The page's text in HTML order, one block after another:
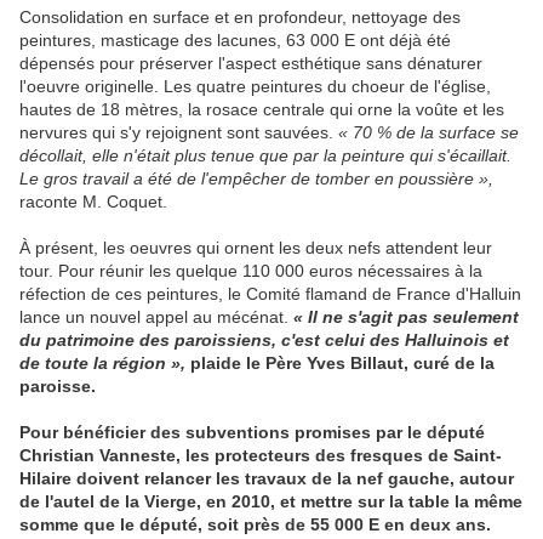
Consolidation en surface et en profondeur, nettoyage des
peintures, masticage des lacunes, 63 000 E ont déjà été
dépensés pour préserver l'aspect esthétique sans dénaturer
l'oeuvre originelle. Les quatre peintures du choeur de l'église,
hautes de 18 mètres, la rosace centrale qui orne la voûte et les
nervures qui s'y rejoignent sont sauvées. « 70 % de la surface se
décollait, elle n'était plus tenue que par la peinture qui s'écaillait.
Le gros travail a été de l'empêcher de tomber en poussière »,
raconte M. Coquet.
À présent, les oeuvres qui ornent les deux nefs attendent leur
tour. Pour réunir les quelque 110 000 euros nécessaires à la
réfection de ces peintures, le Comité flamand de France d'Halluin
lance un nouvel appel au mécénat. « Il ne s'agit pas seulement
du patrimoine des paroissiens, c'est celui des Halluinois et
de toute la région », plaide le Père Yves Billaut, curé de la
paroisse.
Pour bénéficier des subventions promises par le député
Christian Vanneste, les protecteurs des fresques de Saint-
Hilaire doivent relancer les travaux de la nef gauche, autour
de l'autel de la Vierge, en 2010, et mettre sur la table la même
somme que le député, soit près de 55 000 E en deux ans.